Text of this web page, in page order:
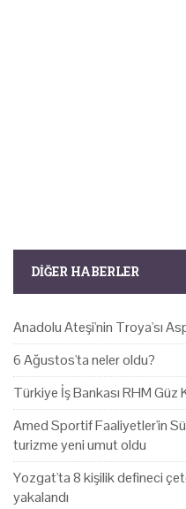
DIĞER HABERLER
Anadolu Ateşi'nin Troya'sı
6 Ağustos'ta neler oldu?
Türkiye İş Bankası RHM Güz
Amed Sportif Faaliyetler'in
turizme yeni umut oldu
Yozgat'ta 8 kişilik defineci
yakalandı